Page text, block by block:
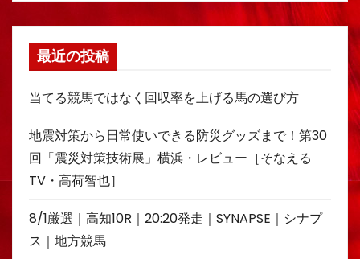
最近の投稿
当てる競馬ではなく回収率を上げる馬の選び方
地震対策から日常使いできる防災グッズまで！第30
回「震災対策技術展」横浜・レビュー［そなえる
TV・高荷智也］
8/1厳選｜高知10R｜20:20発走｜SYNAPSE｜シナプ
ス｜地方競馬